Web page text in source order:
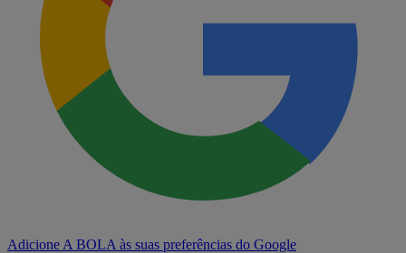
Adicione A BOLA às suas preferências do Google